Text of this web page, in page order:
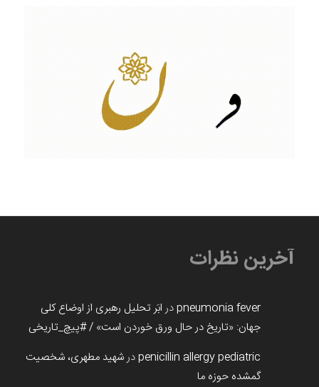
آخرین نظرات
pneumonia feverدرابَر تحلیل رهبری از اوضاع کلی
جهان: «تاریخ در حال ورق خوردن است» / #پیچ_تاریخی
penicillin allergy pediatricدرشهید مطهری، شخصیت
گمشده حوزه ما